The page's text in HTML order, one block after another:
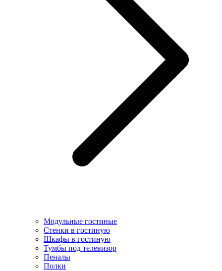
Модульные гостиные
Стенки в гостиную
Шкафы в гостиную
Тумбы под телевизор
Пеналы
Полки